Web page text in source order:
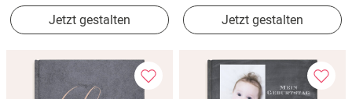
Jetzt gestalten Jetzt gestalten